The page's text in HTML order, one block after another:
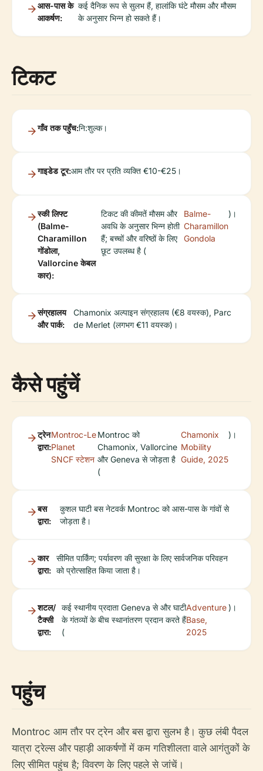
आस-पास के
आकर्षण:
कई दैनिक रूप से सुलभ हैं, हालांकि घंटे मौसम और मौसम
के अनुसार भिन्न हो सकते हैं।
टिकट
गाँव तक पहुँच:नि:शुल्क।
गाइडेड टूर:आम तौर पर प्रति व्यक्ति €10-€25।
स्की लिफ्ट
(Balme-
Charamillon
गोंडोला,
Vallorcine केबल
कार):
टिकट की कीमतें मौसम और
अवधि के अनुसार भिन्न होती
हैं; बच्चों और वरिष्ठों के लिए
छूट उपलब्ध है (
Balme-
Charamillon
Gondola
)।
संग्रहालय
और पार्क:
Chamonix अल्पाइन संग्रहालय (€8 वयस्क), Parc
de Merlet (लगभग €11 वयस्क)।
कैसे पहुंचें
ट्रेन
द्वारा:
Montroc-Le
Planet
SNCF स्टेशन
Montroc को
Chamonix, Vallorcine
और Geneva से जोड़ता है
(
Chamonix
Mobility
Guide, 2025
)।
बस
द्वारा:
कुशल घाटी बस नेटवर्क Montroc को आस-पास के गांवों से
जोड़ता है।
कार
द्वारा:
सीमित पार्किंग; पर्यावरण की सुरक्षा के लिए सार्वजनिक परिवहन
को प्रोत्साहित किया जाता है।
शटल/
टैक्सी
द्वारा:
कई स्थानीय प्रदाता Geneva से और घाटी
के गंतव्यों के बीच स्थानांतरण प्रदान करते हैं
(
Adventure
Base,
2025
)।
पहुंच
Montroc आम तौर पर ट्रेन और बस द्वारा सुलभ है। कुछ लंबी पैदल
यात्रा ट्रेल्स और पहाड़ी आकर्षणों में कम गतिशीलता वाले आगंतुकों के
लिए सीमित पहुंच है; विवरण के लिए पहले से जांचें।